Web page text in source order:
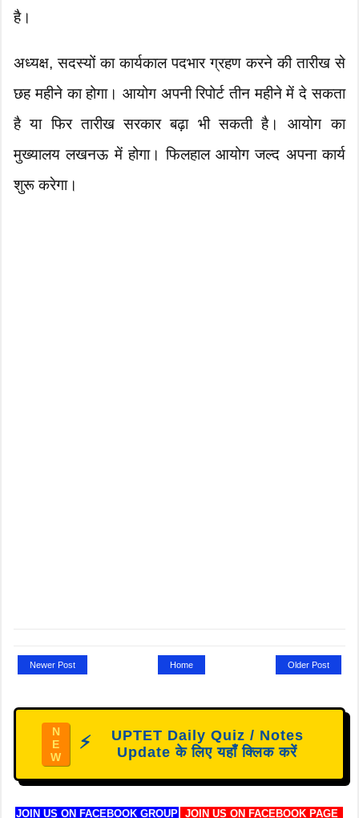
है।
अध्यक्ष, सदस्यों का कार्यकाल पदभार ग्रहण करने की तारीख से
छह महीने का होगा। आयोग अपनी रिपोर्ट तीन महीने में दे सकता
है या फिर तारीख सरकार बढ़ा भी सकती है। आयोग का
मुख्यालय लखनऊ में होगा। फिलहाल आयोग जल्द अपना कार्य
शुरू करेगा।
Newer Post Older Post
Home
N
E
W
⚡
UPTET Daily Quiz / Notes
Update के लिए यहाँ क्लिक करें
JOIN US ON FACEBOOK GROUP JOIN US ON FACEBOOK PAGE